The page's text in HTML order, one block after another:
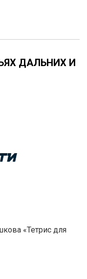
ДАЛЬНИХ И
«Тетрис для